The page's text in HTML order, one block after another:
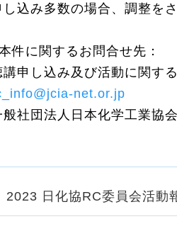
し込み多数の場合、調整を
件に関するお問合せ先：
講申し込み及び活動に関す
net.or.jp
般社団法人日本化学工業
2023 日化協RC委員会活動